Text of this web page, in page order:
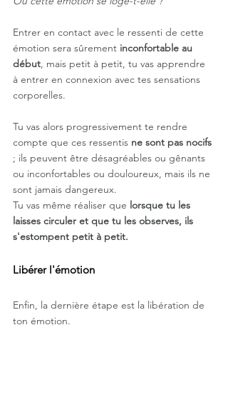
Entrer en contact avec le ressenti de cette
émotion sera sûrement inconfortable au
début, mais petit à petit, tu vas apprendre
à entrer en connexion avec tes sensations
corporelles.
Tu vas alors progressivement te rendre
compte que ces ressentis ne sont pas nocifs
; ils peuvent être désagréables ou gênants
ou inconfortables ou douloureux, mais ils ne
sont jamais dangereux.
Tu vas même réaliser que lorsque tu les
laisses circuler et que tu les observes, ils
s'estompent petit à petit.
Libérer l'émotion
Enfin, la dernière étape est la libération de
ton émotion.